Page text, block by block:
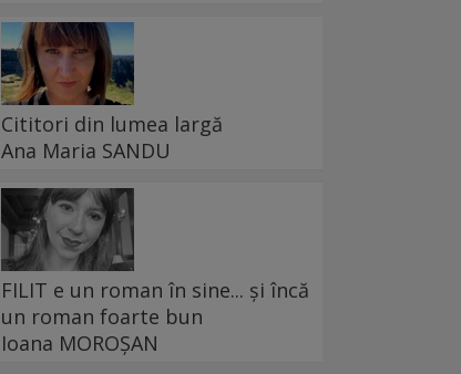
Cititori din lumea largă
Ana Maria SANDU
FILIT e un roman în sine... și încă
un roman foarte bun
Ioana MOROȘAN